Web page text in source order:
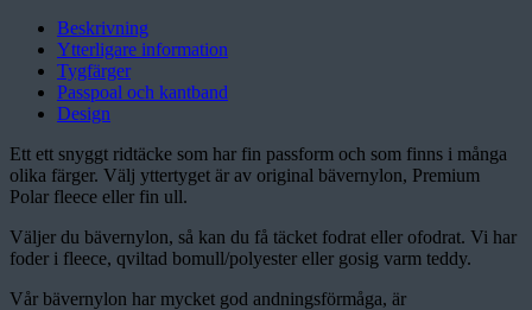
Beskrivning
Ytterligare information
Tygfärger
Passpoal och kantband
Design
Ett ett snyggt ridtäcke som har fin passform och som finns i många
olika färger. Välj yttertyget är av original bävernylon, Premium
Polar fleece eller fin ull.
Väljer du bävernylon, så kan du få täcket fodrat eller ofodrat. Vi har
foder i fleece, qviltad bomull/polyester eller gosig varm teddy.
Vår bävernylon har mycket god andningsförmåga, är